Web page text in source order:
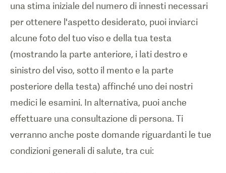
una stima iniziale del numero di innesti necessari
per ottenere l'aspetto desiderato, puoi inviarci
alcune foto del tuo viso e della tua testa
(mostrando la parte anteriore, i lati destro e
sinistro del viso, sotto il mento e la parte
posteriore della testa) affinché uno dei nostri
medici le esamini. In alternativa, puoi anche
effettuare una consultazione di persona. Ti
verranno anche poste domande riguardanti le tue
condizioni generali di salute, tra cui: